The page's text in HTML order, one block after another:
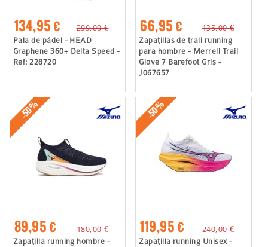
134,95 €
299,00 €
Pala de pádel - HEAD
Graphene 360+ Delta Speed -
Ref: 228720
66,95 €
135,00 €
Zapatillas de trail running
para hombre - Merrell Trail
Glove 7 Barefoot Gris -
J067657
-50%
89,95 €
180,00 €
Zapatilla running hombre -
-50%
119,95 €
240,00 €
Zapatilla running Unisex -